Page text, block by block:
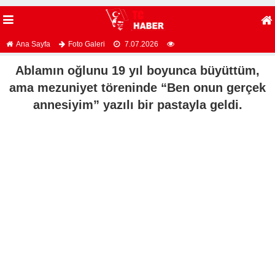
Ana Sayfa Foto Galeri 7.07.2026
Ablamın oğlunu 19 yıl boyunca büyüttüm,
ama mezuniyet töreninde “Ben onun gerçek
annesiyim” yazılı bir pastayla geldi.